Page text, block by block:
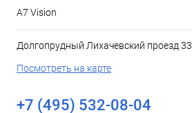
А7 Vision
Долгопрудный Лихачевский проезд 33
Посмотреть на карте
+7 (495) 532-08-04